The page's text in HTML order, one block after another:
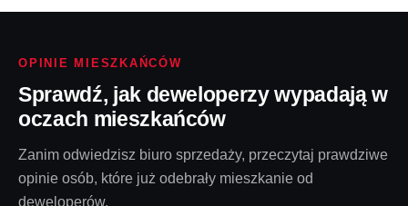
OPINIE MIESZKAŃCÓW
Sprawdź, jak deweloperzy wypadają w
oczach mieszkańców
Zanim odwiedzisz biuro sprzedaży, przeczytaj prawdziwe
opinie osób, które już odebrały mieszkanie od
deweloperów.